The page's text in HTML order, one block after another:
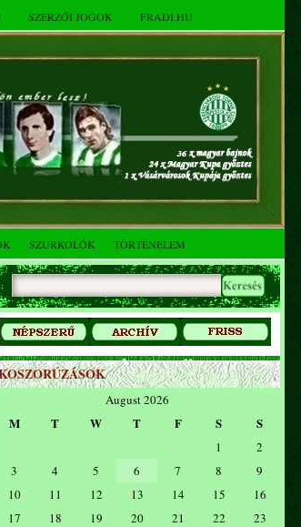
SZERZŐI JOGOK FRADI.HU
SZURKOLÓK TÖRTÉNELEM
August 2026
M T W T F S S
1
2
3
4 5 6 7 8
9
10
11 12 13 14 15
16
17
18 19 20 21 22
23